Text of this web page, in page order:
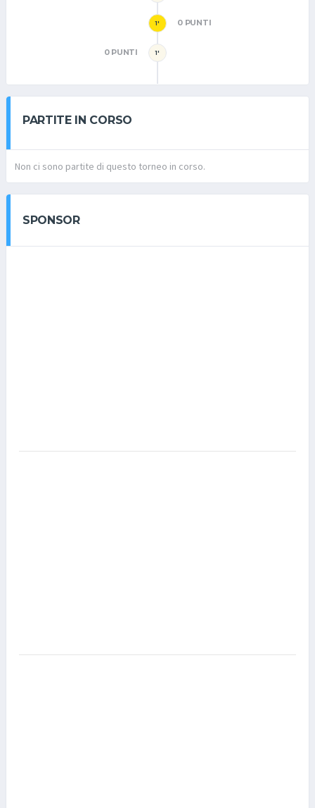
1' 0 PUNTI
1'
0 PUNTI
PARTITE IN CORSO
Non ci sono partite di questo torneo in corso.
SPONSOR